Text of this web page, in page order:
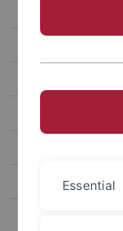
Fördervereine
Essential